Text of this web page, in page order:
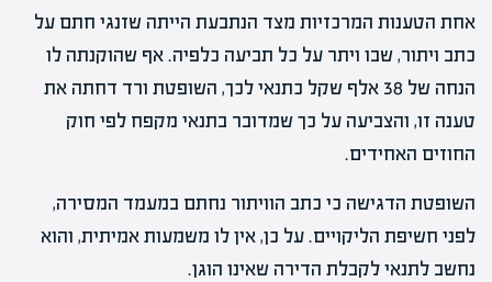
אחת הטענות המרכזיות מצד הנתבעת הייתה שזנגי חתם על
כתב ויתור, שבו ויתר על כל תביעה כלפיה. אף שהוקנתה לו
הנחה של 38 אלף שקל כתנאי לכך, השופטת ורד דחתה את
טענה זו, והצביעה על כך שמדובר בתנאי מקפח לפי חוק
החוזים האחידים.
השופטת הדגישה כי כתב הוויתור נחתם במעמד המסירה,
לפני חשיפת הליקויים. על כן, אין לו משמעות אמיתית, והוא
נחשב לתנאי לקבלת הדירה שאינו הוגן.